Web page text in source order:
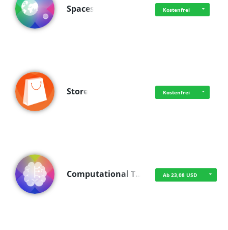
Spaces Kostenfrei
Store Kostenfrei
Computational T… Ab 23,08 USD